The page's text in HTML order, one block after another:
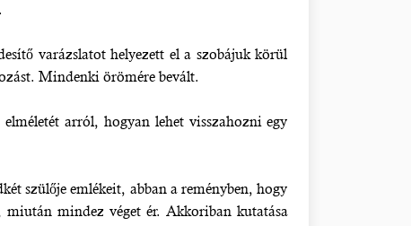
varázslatot helyezett el a szobájuk körül
Mindenki örömére bevált.
arról, hogyan lehet visszahozni egy
szülője emlékeit, abban a reményben, hogy
mindez véget ér. Akkoriban kutatása